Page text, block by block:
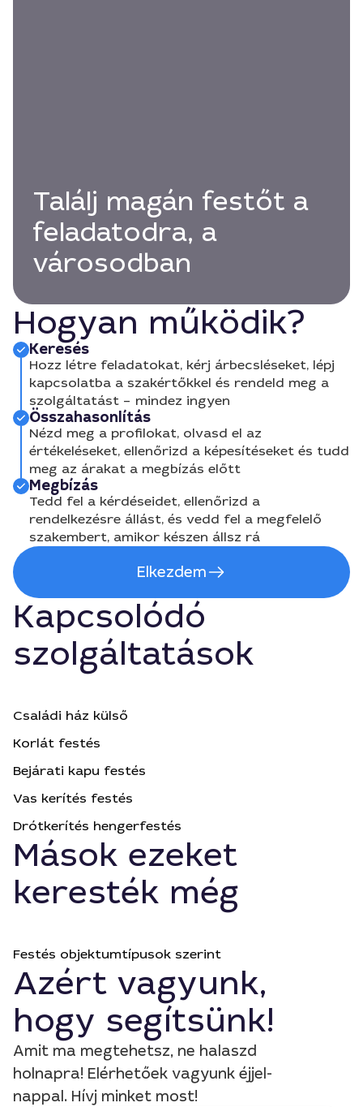
Találj magán festőt a
feladatodra, a
városodban
Hogyan működik?
Keresés
Hozz létre feladatokat, kérj árbecsléseket, lépj
kapcsolatba a szakértőkkel és rendeld meg a
szolgáltatást – mindez ingyen
Összahasonlítás
Nézd meg a profilokat, olvasd el az
értékeléseket, ellenőrizd a képesítéseket és tudd
meg az árakat a megbízás előtt
Megbízás
Tedd fel a kérdéseidet, ellenőrizd a
rendelkezésre állást, és vedd fel a megfelelő
szakembert, amikor készen állsz rá
Elkezdem
Kapcsolódó
szolgáltatások
Családi ház külső
Korlát festés
Bejárati kapu festés
Vas kerítés festés
Drótkerítés hengerfestés
Mások ezeket
keresték még
Festés objektumtípusok szerint
Azért vagyunk,
hogy segítsünk!
Amit ma megtehetsz, ne halaszd
holnapra! Elérhetőek vagyunk éjjel-
nappal. Hívj minket most!